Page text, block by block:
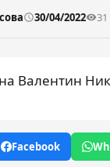
30/04/2022
Валентин
Facebook